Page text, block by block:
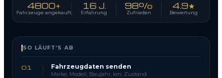
4800+
Fahrzeuge angekauft
16 J.
Erfahrung
98%
Zufrieden
4.9★
Bewertung
SO LÄUFT’S AB
01 Fahrzeugdaten senden
Marke, Modell, Baujahr, km, Zustand